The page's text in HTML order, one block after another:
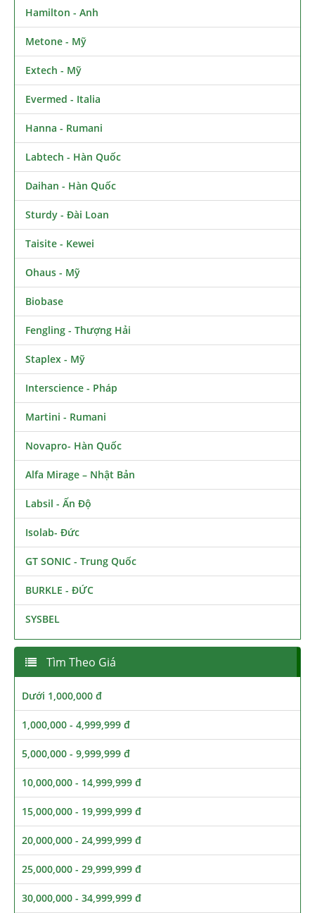
Hamilton - Anh
Metone - Mỹ
Extech - Mỹ
Evermed - Italia
Hanna - Rumani
Labtech - Hàn Quốc
Daihan - Hàn Quốc
Sturdy - Đài Loan
Taisite - Kewei
Ohaus - Mỹ
Biobase
Fengling - Thượng Hải
Staplex - Mỹ
Interscience - Pháp
Martini - Rumani
Novapro- Hàn Quốc
Alfa Mirage – Nhật Bản
Labsil - Ấn Độ
Isolab- Đức
GT SONIC - Trung Quốc
BURKLE - ĐỨC
SYSBEL
Tìm Theo Giá
Dưới 1,000,000 đ
1,000,000 - 4,999,999 đ
5,000,000 - 9,999,999 đ
10,000,000 - 14,999,999 đ
15,000,000 - 19,999,999 đ
20,000,000 - 24,999,999 đ
25,000,000 - 29,999,999 đ
30,000,000 - 34,999,999 đ